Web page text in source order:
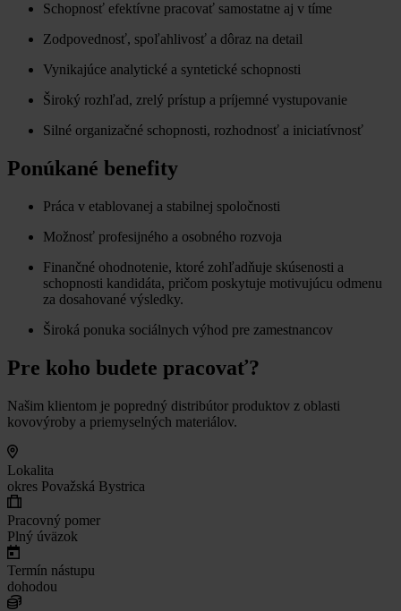
Schopnosť efektívne pracovať samostatne aj v tíme
Zodpovednosť, spoľahlivosť a dôraz na detail
Vynikajúce analytické a syntetické schopnosti
Široký rozhľad, zrelý prístup a príjemné vystupovanie
Silné organizačné schopnosti, rozhodnosť a iniciatívnosť
Ponúkané benefity
Práca v etablovanej a stabilnej spoločnosti
Možnosť profesijného a osobného rozvoja
Finančné ohodnotenie, ktoré zohľadňuje skúsenosti a
schopnosti kandidáta, pričom poskytuje motivujúcu odmenu
za dosahované výsledky.
Široká ponuka sociálnych výhod pre zamestnancov
Pre koho budete pracovať?
Našim klientom je popredný distribútor produktov z oblasti
kovovýroby a priemyselných materiálov.
Lokalita
okres Považská Bystrica
Pracovný pomer
Plný úväzok
Termín nástupu
dohodou